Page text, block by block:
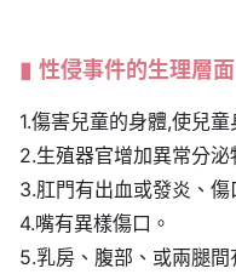
性侵事件的生理層面
1.傷害兒童的身體,使兒
2.生殖器官增加異常分泌
3.肛門有出血或發炎、傷
4.嘴有異樣傷口。
5.乳房、腹部、或兩腿